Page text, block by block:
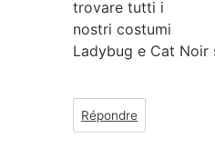
trovare tutti i
nostri costumi
Ladybug e Cat Noir
Répondre